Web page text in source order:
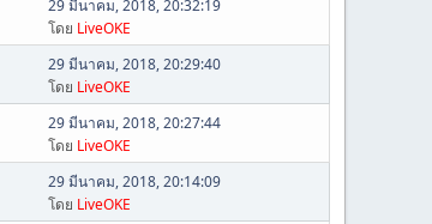
29 มีนาคม, 2018, 20:32:19
โดย LiveOKE
29 มีนาคม, 2018, 20:29:40
โดย LiveOKE
29 มีนาคม, 2018, 20:27:44
โดย LiveOKE
29 มีนาคม, 2018, 20:14:09
โดย LiveOKE